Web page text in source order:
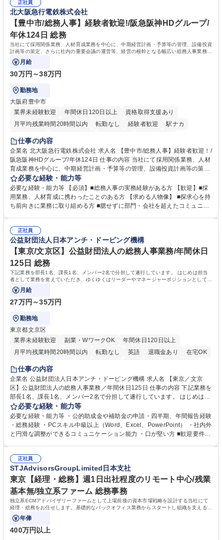
道路施設や道路工事現場の見学ツアー事業 ※入社後は上記いずれかの部門
へ配属。※業務内容変更の範囲：会社の定める業務 募集職種 【都庁グル
ープ】総合職（事務）◇残業月平均9時間未満／有給年平均16日取得
部門など多岐に渡る業務を経験できます。 ■様々なプロジェクト：駐車場
事業の他、新宿駅西口広場内に設置された照明を兼ねた広告「ブライトサ
イン」の管理運営を行うなど、事業収益を生み出す活動を積極的に行って
います。 学歴・資格 学歴：大学院 大学 高専 短大 専修学校 高校 語学力：
資格：
正社員
北大阪急行電鉄株式会社
【豊中市/総務人事】経験者歓迎!/阪急阪神HDグループ/
年休124日 総務
当社にて採用関係業務、人材育成業務を中心に、中期経営計画・予算等の管理、設備投資
計画等の策定、さらに社内の重要会議の運営等、経営の根幹となる幅広い総務人事業務全
般を担当していただきます。
月給
30万円～38万円
勤務地
大阪府豊中市
業界未経験歓迎
年間休日120日以上
資格取得支援あり
月平均残業時間20時間以内
転勤なし 経験者歓迎
駅ナカ
退職金あり
土日祝休み
服装自由 昼食補助あり 食事補助あり
仕事の内容
企業名 北大阪急行電鉄株式会社 求人名 【豊中市/総務人事】経験者歓迎！/
阪急阪神HDグループ/年休124日 仕事の内容 当社にて採用関係業務、人材
育成業務を中心に、中期経営計画・予算等の管理、設備投資計画等の策
定、さらに社内の重要会議の運営等、経営の根幹となる幅広い総務人事業
務全般を担当していただきます。 【主な業務内容】 ■採用関係業務および
人材育成(社員研修)業務の推進 ■中期経営計画および予算等の管理 ■設備
投資計画等の策定 ■社内の重要会議の運営 ■その他総務人事業務全般 【入
務人事】経験者歓迎！/阪急阪神HDグループ/年休124日
必要な経験・能力等
必要な経験・能力等 【必須】■総務人事の実務経験がある方 【歓迎】■採
用業務、人材育成に携わったことのある方 【求める人物像】 ■探求心を持
ち前向きに業務に取り組める方 ■臆せずに部門・会社を超えたコミュニケ
囲のメンバーと協調しつつ主体性を持って能動的に業務を推進できる方 学
歴・資格 学歴：大学院 大学 高専 短大 専修学校 高校 語学力： 資格：
正社員
公益財団法人日本アンチ・ドーピング機構
【東京/文京区】公益財団法人の総務人事業務/年間休日
125日 総務
下記業務を部長1名、課長1名、メンバー2名で分担して遂行しています。 はじめは担当
者として業務を覚えていただき、ゆくゆくはリーダーやマネージャーポジションとして活
躍いただくことを期待しています。
月給
27万円～35万円
勤務地
東京都文京区
業界未経験歓迎
副業・WワークOK
年間休日120日以上
月平均残業時間20時間以内
転勤なし 英語 退職金あり
在宅OK
賞与あり
育休あり
食事補助あり
仕事の内容
企業名 公益財団法人日本アンチ・ドーピング機構 求人名 【東京／文京
区】公益財団法人の総務人事業務／年間休日125日 仕事の内容 下記業務を
部長1名、課長1名、メンバー2名で分担して遂行しています。 はじめは担
当者として業務を覚えていただき、ゆくゆくはリーダーやマネージャーポ
ジションとして活躍いただくことを期待しています。 【総務・人事グルー
プの業務内容】 ・人事制度関連 ・採用活動 ・教育研修の企画、実行 ・勤
怠管理 ・官公庁への各種提出 ・法定の会議運営（評議員会、理事会） ・
管理 ・福利厚生関連 ・職員からの問合せ、相談対応 ・その他日常の総務
業務全般 募集職種 【東京／文京区】公益財団法人の総務人事業務／年間
休日125日
必要な経験・能力等
必要な経験・能力等 ・公的助成金や補助金の申請・四半期、年間報告経験
・総務経験 ・PCスキル中級以上（Word、Excel、PowerPoint） ・社内外
と円滑な調整ができるコミュニケーション能力 ・口が堅い方 ■歓迎要件
正社員
STJAdvisorsGroupLimited日本支社
東京【経理・総務】週1日出社程度のリモート中心/残業
基本無/独立系ファーム 総務事務
独立系ECMアドバイザリーファームとして上場前後の資本市場戦略を設計する当社にて
経理・総務をお任せします。基礎的なバックオフィス業務からスタートし組織を支える専
任担当として広く活躍できる環境です。
年俸
400万円以上